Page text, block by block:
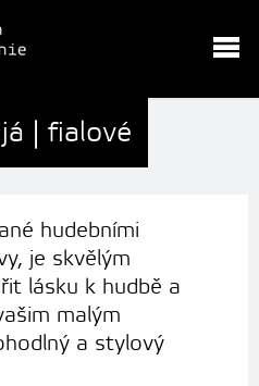
| fialové
hudebními
je skvělým
lásku k hudbě a
malým
a stylový